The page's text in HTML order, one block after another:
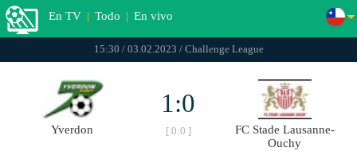
En TV | Todo | En vivo
15:30 / 03.02.2023 / Challenge League
Yverdon
1:0
[ 0:0 ]
FC Stade Lausanne-
Ouchy